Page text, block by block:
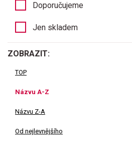
Doporučujeme
Jen skladem
ZOBRAZIT:
TOP
Názvu A-Z
Názvu Z-A
Od nejlevnějšího